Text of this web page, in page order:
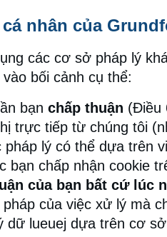
nhân của
các cơ sở pháp lý
bối cảnh cụ thể:
bạn chấp thuận (Điều
trực tiếp từ chúng tôi
lý có thể dựa trên
bạn chấp nhận cookie
của bạn bất cứ lúc
của việc xử lý mà
dữ lueuej dựa trên cơ